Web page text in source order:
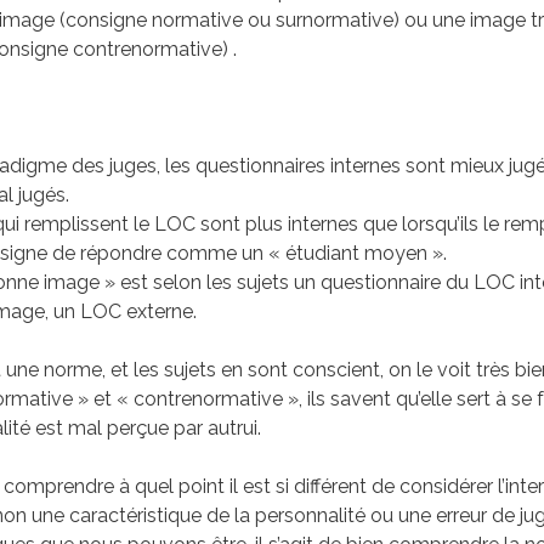
(consigne normative ou surnormative) ou une image
contrenormative) .
des juges, les questionnaires internes sont mieux
jugés.
remplissent le LOC sont plus internes que lorsqu’ils le
de répondre comme un « étudiant moyen ».
image » est selon les sujets un questionnaire du LOC
un LOC externe.
une norme, et les sujets en sont conscient, on le voit très
» et « contrenormative », ils savent qu’elle sert à se
est mal perçue par autrui.
à quel point il est si différent de considérer
une caractéristique de la personnalité ou une erreur de